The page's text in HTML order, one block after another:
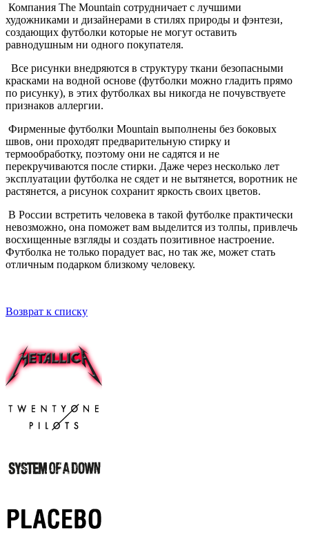
Компания The Mountain сотрудничает с лучшими
художниками и дизайнерами в стилях природы и фэнтези,
создающих футболки которые не могут оставить
равнодушным ни одного покупателя.
Все рисунки внедряются в структуру ткани безопасными
красками на водной основе (футболки можно гладить прямо
по рисунку), в этих футболках вы никогда не почувствуете
признаков аллергии.
Фирменные футболки Mountain выполнены без боковых
швов, они проходят предварительную стирку и
термообработку, поэтому они не садятся и не
перекручиваются после стирки. Даже через несколько лет
эксплуатации футболка не сядет и не вытянется, воротник не
растянется, а рисунок сохранит яркость своих цветов.
В России встретить человека в такой футболке практически
невозможно, она поможет вам выделится из толпы, привлечь
восхищенные взгляды и создать позитивное настроение.
Футболка не только порадует вас, но так же, может стать
отличным подарком близкому человеку.
Возврат к списку